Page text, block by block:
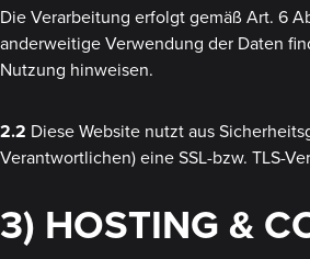
Die Verarbeitung erfolgt gemäß Art. 6
anderweitige Verwendung der Daten
Nutzung hinweisen.
2.2 Diese Website nutzt aus
Verantwortlichen) eine SSL-bzw. TLS-
3) HOSTING &